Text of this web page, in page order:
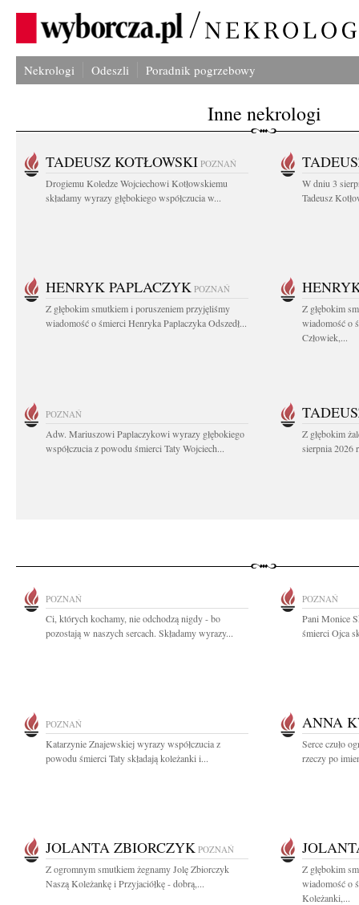
Nekrologi Odeszli Poradnik pogrzebowy
Inne nekrologi
TADEUSZ KOTŁOWSKI POZNAŃ
Drogiemu Koledze Wojciechowi Kotłowskiemu
składamy wyrazy głębokiego współczucia w...
W dniu 3
Tadeusz
HENRYK PAPLACZYK POZNAŃ
Z głębokim smutkiem i poruszeniem przyjęliśmy
wiadomość o śmierci Henryka Paplaczyka Odszedł...
Z głębokim
wiadomość o
Człowiek,...
POZNAŃ
Adw. Mariuszowi Paplaczykowi wyrazy głębokiego
współczucia z powodu śmierci Taty Wojciech...
Z głębokim
sierpnia 2026
POZNAŃ
Ci, których kochamy, nie odchodzą nigdy - bo
pozostają w naszych sercach. Składamy wyrazy...
POZNAŃ
Pani Monice
śmierci Ojca
POZNAŃ
Katarzynie Znajewskiej wyrazy współczucia z
powodu śmierci Taty składają koleżanki i...
ANNA
Serce czuło
rzeczy po
JOLANTA ZBIORCZYK POZNAŃ
Z ogromnym smutkiem żegnamy Jolę Zbiorczyk
Naszą Koleżankę i Przyjaciółkę - dobrą,...
Z głębokim
wiadomość o
Koleżanki,...